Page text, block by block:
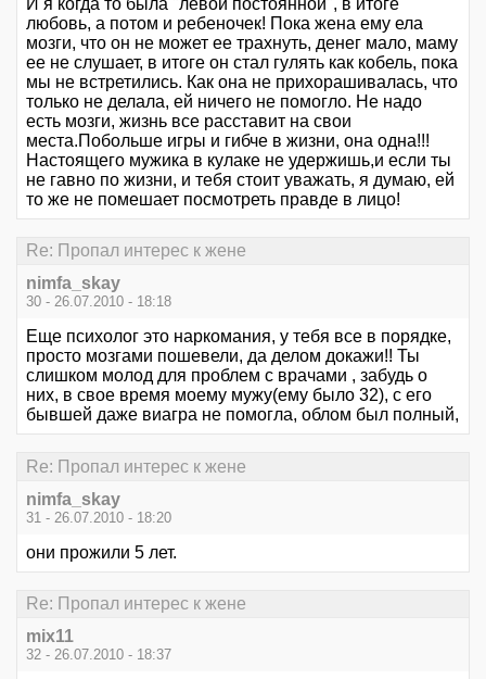
И я когда то была "левой постоянной", в итоге
любовь, а потом и ребеночек! Пока жена ему ела
мозги, что он не может ее трахнуть, денег мало, маму
ее не слушает, в итоге он стал гулять как кобель, пока
мы не встретились. Как она не прихорашивалась, что
только не делала, ей ничего не помогло. Не надо
есть мозги, жизнь все расставит на свои
места.Побольше игры и гибче в жизни, она одна!!!
Настоящего мужика в кулаке не удержишь,и если ты
не гавно по жизни, и тебя стоит уважать, я думаю, ей
то же не помешает посмотреть правде в лицо!
Re: Пропал интерес к жене
nimfa_skay
30 - 26.07.2010 - 18:18
Еще психолог это наркомания, у тебя все в порядке,
просто мозгами пошевели, да делом докажи!! Ты
слишком молод для проблем с врачами , забудь о
них, в свое время моему мужу(ему было 32), с его
бывшей даже виагра не помогла, облом был полный,
Re: Пропал интерес к жене
nimfa_skay
31 - 26.07.2010 - 18:20
они прожили 5 лет.
Re: Пропал интерес к жене
mix11
32 - 26.07.2010 - 18:37